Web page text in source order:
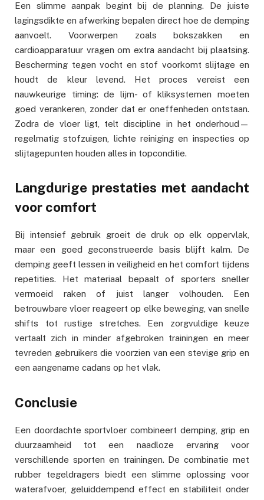
Een slimme aanpak begint bij de planning. De juiste
lagingsdikte en afwerking bepalen direct hoe de demping
aanvoelt. Voorwerpen zoals bokszakken en
cardioapparatuur vragen om extra aandacht bij plaatsing.
Bescherming tegen vocht en stof voorkomt slijtage en
houdt de kleur levend. Het proces vereist een
nauwkeurige timing: de lijm- of kliksystemen moeten
goed verankeren, zonder dat er oneffenheden ontstaan.
Zodra de vloer ligt, telt discipline in het onderhoud—
regelmatig stofzuigen, lichte reiniging en inspecties op
slijtagepunten houden alles in topconditie.
Langdurige prestaties met aandacht
voor comfort
Bij intensief gebruik groeit de druk op elk oppervlak,
maar een goed geconstrueerde basis blijft kalm. De
demping geeft lessen in veiligheid en het comfort tijdens
repetities. Het materiaal bepaalt of sporters sneller
vermoeid raken of juist langer volhouden. Een
betrouwbare vloer reageert op elke beweging, van snelle
shifts tot rustige stretches. Een zorgvuldige keuze
vertaalt zich in minder afgebroken trainingen en meer
tevreden gebruikers die voorzien van een stevige grip en
een aangename cadans op het vlak.
Conclusie
Een doordachte sportvloer combineert demping, grip en
duurzaamheid tot een naadloze ervaring voor
verschillende sporten en trainingen. De combinatie met
rubber tegeldragers biedt een slimme oplossing voor
waterafvoer, geluiddempend effect en stabiliteit onder